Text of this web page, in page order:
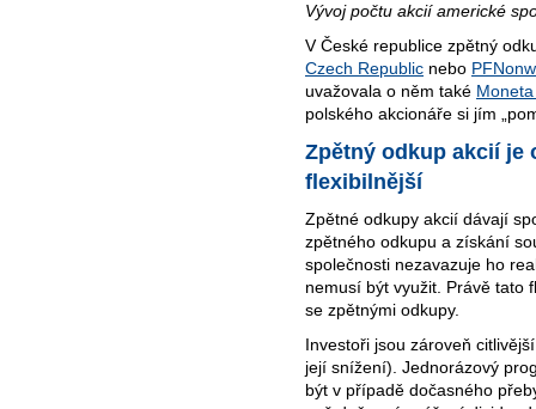
Vývoj počtu akcií americké
V České republice zpětný
Czech Republic nebo
uvažovala o něm také
polského akcionáře si jím
Zpětný odkup akcií je
flexibilnější
Zpětné odkupy akcií dávají
zpětného odkupu a získání
společnosti nezavazuje ho
nemusí být využit. Právě tato
se zpětnými odkupy.
Investoři jsou zároveň
její snížení). Jednorázový
být v případě dočasného